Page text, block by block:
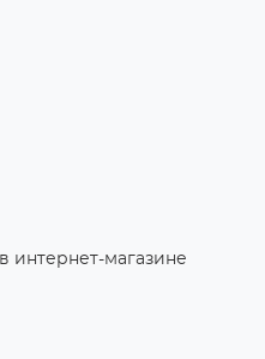
интернет-магазине